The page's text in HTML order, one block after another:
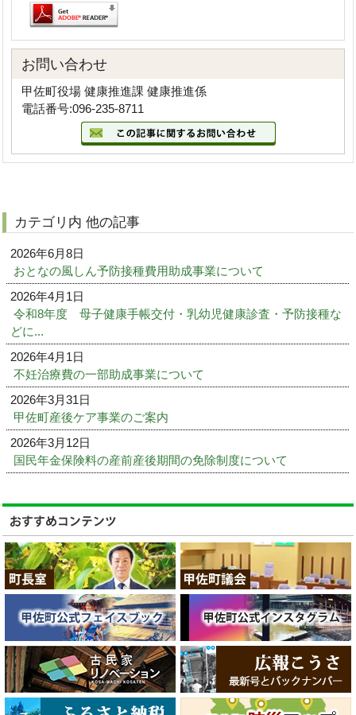
お問い合わせ
甲佐町役場 健康推進課 健康推進係
電話番号:096-235-8711
カテゴリ内 他の記事
2026年6月8日
おとなの風しん予防接種費用助成事業について
2026年4月1日
令和8年度 母子健康手帳交付・乳幼児健康診査・予防接種な
どに...
2026年4月1日
不妊治療費の一部助成事業について
2026年3月31日
甲佐町産後ケア事業のご案内
2026年3月12日
国民年金保険料の産前産後期間の免除制度について